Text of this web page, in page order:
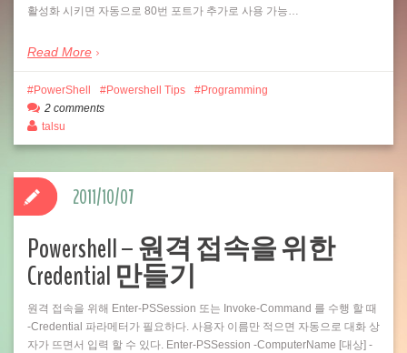
활성화 시키면 자동으로 80번 포트가 추가로 사용 가능…
Read More
PowerShell Powershell Tips
Programming
2 comments
talsu
Powershell – 원격 접속을 위한
Credential 만들기
원격 접속을 위해 Enter-PSSession 또는 Invoke-Command 를 수행 할 때
-Credential 파라메터가 필요하다. 사용자 이름만 적으면 자동으로 대화 상
자가 뜨면서 입력 할 수 있다. Enter-PSSession -ComputerName [대상] -
2011/10/07